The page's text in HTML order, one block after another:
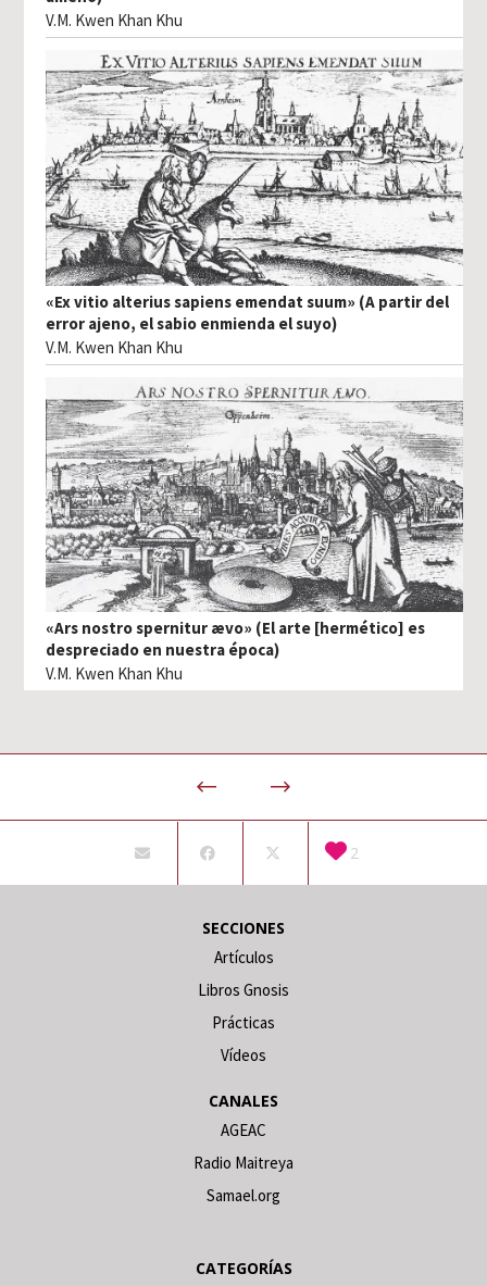
V.M. Kwen Khan Khu
«Ex vitio alterius sapiens emendat suum» (A partir del
error ajeno, el sabio enmienda el suyo)
V.M. Kwen Khan Khu
«Ars nostro spernitur ævo» (El arte [hermético] es
despreciado en nuestra época)
V.M. Kwen Khan Khu
2
SECCIONES
Artículos
Libros Gnosis
Prácticas
Vídeos
CANALES
AGEAC
Radio Maitreya
Samael.org
CATEGORÍAS